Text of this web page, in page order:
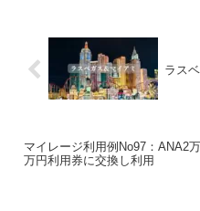
ラス
マイレージ利用例No97：ANA2
万円利用券に交換し利用